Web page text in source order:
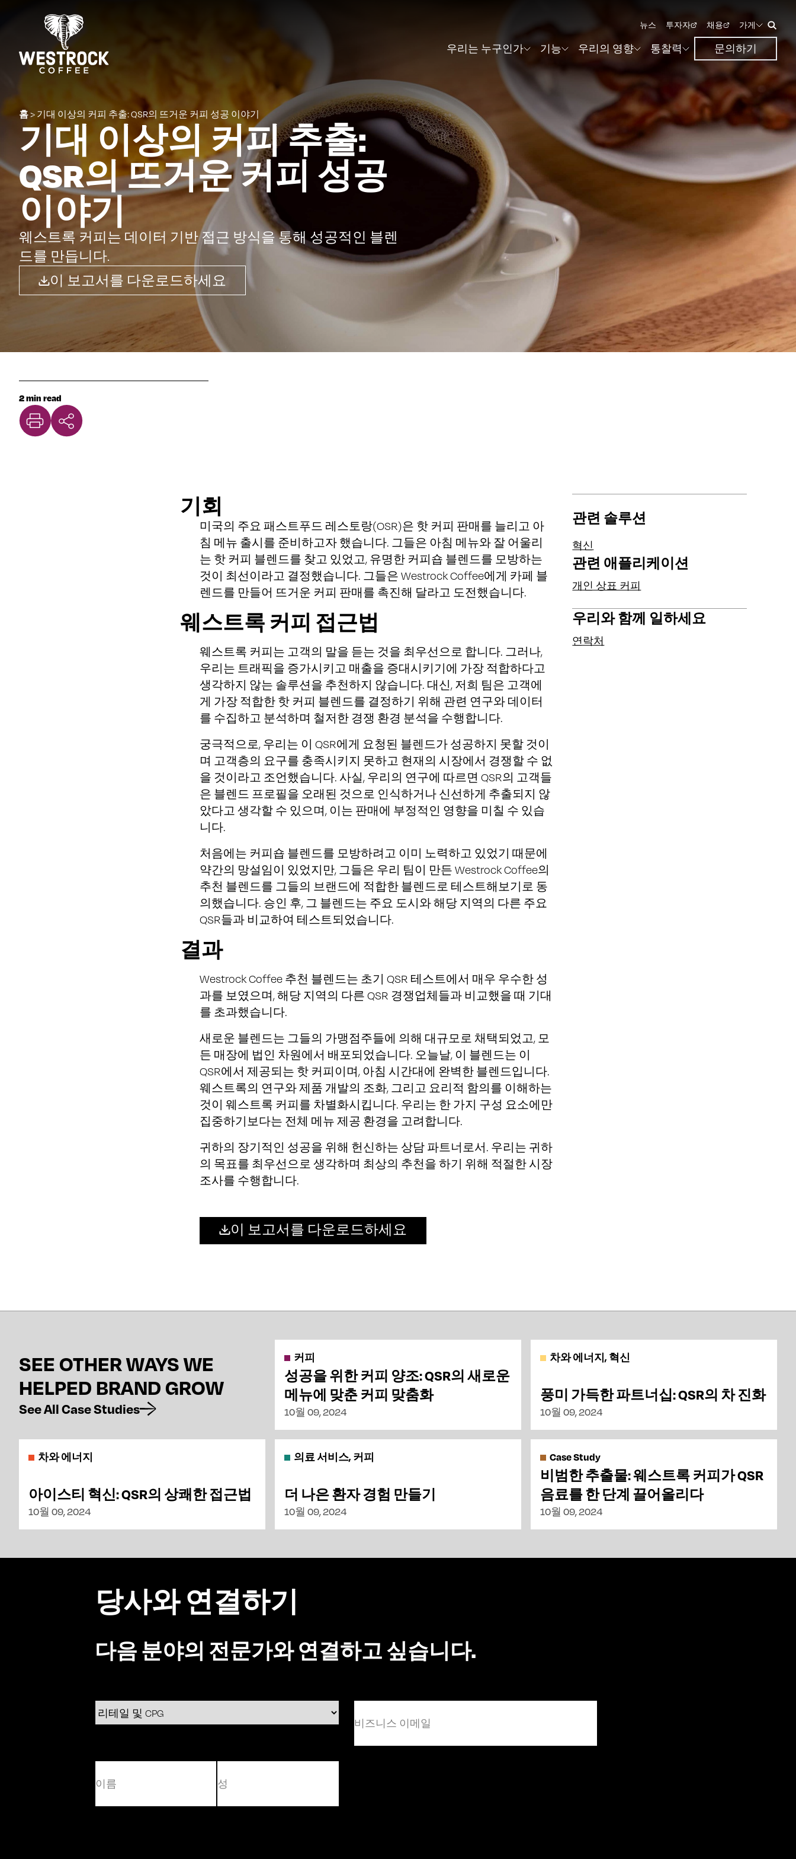
뉴스 투자자 채용 가게
우리는 누구인가 기능 우리의 영향 통찰력 문의하기
홈> 기대 이상의 커피 추출: QSR의 뜨거운 커피 성공 이야기
기대 이상의 커피 추출:
QSR의 뜨거운 커피 성공
이야기
웨스트록 커피는 데이터 기반 접근 방식을 통해 성공적인 블렌
드를 만듭니다.
이 보고서를 다운로드하세요
2 min read
기회
미국의 주요 패스트푸드 레스토랑(OSR)은 핫 커피 판매를 늘리고 아
침 메뉴 출시를 준비하고자 했습니다. 그들은 아침 메뉴와 잘 어울리
는 핫 커피 블렌드를 찾고 있었고, 유명한 커피숍 블렌드를 모방하는
것이 최선이라고 결정했습니다. 그들은 Westrock Coffee에게 카페 블
렌드를 만들어 뜨거운 커피 판매를 촉진해 달라고 도전했습니다.
웨스트록 커피 접근법
웨스트록 커피는 고객의 말을 듣는 것을 최우선으로 합니다. 그러나,
우리는 트래픽을 증가시키고 매출을 증대시키기에 가장 적합하다고
생각하지 않는 솔루션을 추천하지 않습니다. 대신, 저희 팀은 고객에
게 가장 적합한 핫 커피 블렌드를 결정하기 위해 관련 연구와 데이터
를 수집하고 분석하며 철저한 경쟁 환경 분석을 수행합니다.
궁극적으로, 우리는 이 QSR에게 요청된 블렌드가 성공하지 못할 것이
며 고객층의 요구를 충족시키지 못하고 현재의 시장에서 경쟁할 수 없
을 것이라고 조언했습니다. 사실, 우리의 연구에 따르면 QSR의 고객들
은 블렌드 프로필을 오래된 것으로 인식하거나 신선하게 추출되지 않
았다고 생각할 수 있으며, 이는 판매에 부정적인 영향을 미칠 수 있습
니다.
처음에는 커피숍 블렌드를 모방하려고 이미 노력하고 있었기 때문에
약간의 망설임이 있었지만, 그들은 우리 팀이 만든 Westrock Coffee의
추천 블렌드를 그들의 브랜드에 적합한 블렌드로 테스트해보기로 동
의했습니다. 승인 후, 그 블렌드는 주요 도시와 해당 지역의 다른 주요
QSR들과 비교하여 테스트되었습니다.
결과
Westrock Coffee 추천 블렌드는 초기 QSR 테스트에서 매우 우수한 성
과를 보였으며, 해당 지역의 다른 QSR 경쟁업체들과 비교했을 때 기대
를 초과했습니다.
새로운 블렌드는 그들의 가맹점주들에 의해 대규모로 채택되었고, 모
든 매장에 법인 차원에서 배포되었습니다. 오늘날, 이 블렌드는 이
QSR에서 제공되는 핫 커피이며, 아침 시간대에 완벽한 블렌드입니다.
웨스트록의 연구와 제품 개발의 조화, 그리고 요리적 함의를 이해하는
것이 웨스트록 커피를 차별화시킵니다. 우리는 한 가지 구성 요소에만
집중하기보다는 전체 메뉴 제공 환경을 고려합니다.
귀하의 장기적인 성공을 위해 헌신하는 상담 파트너로서. 우리는 귀하
의 목표를 최우선으로 생각하며 최상의 추천을 하기 위해 적절한 시장
조사를 수행합니다.
이 보고서를 다운로드하세요
관련 솔루션
혁신
관련 애플리케이션
개인 상표 커피
우리와 함께 일하세요
연락처
SEE OTHER WAYS WE
HELPED BRAND GROW
See All Case Studies
커피
성공을 위한 커피 양조: QSR의 새로운
메뉴에 맞춘 커피 맞춤화
10월 09, 2024
차와 에너지, 혁신
풍미 가득한 파트너십: QSR의 차 진화
10월 09, 2024
차와 에너지
아이스티 혁신: QSR의 상쾌한 접근법
10월 09, 2024
의료 서비스, 커피
더 나은 환자 경험 만들기
10월 09, 2024
Case Study
비범한 추출물: 웨스트록 커피가 QSR
음료를 한 단계 끌어올리다
10월 09, 2024
당사와 연결하기
다음 분야의 전문가와 연결하고 싶습니다.
즈
스
수)